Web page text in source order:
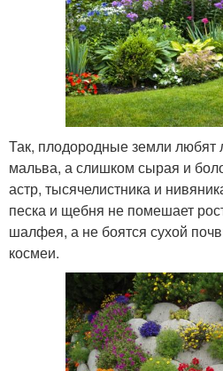
Так, плодородные земли любят
мальва, а слишком сырая и
астр, тысячелистника и
песка и щебня не помешает
шалфея, а не боятся сухой
космеи.